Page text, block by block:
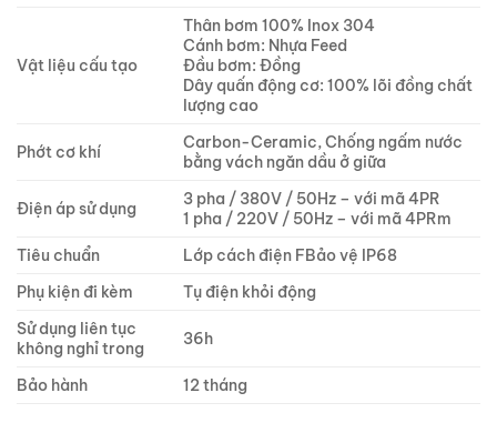
Vật liệu cấu tạo
Thân bơm 100% Inox 304
Cánh bơm: Nhựa Feed
Đầu bơm: Đồng
Dây quấn động cơ: 100% lõi đồng chất
lượng cao
Phớt cơ khí
Carbon-Ceramic, Chống ngấm nước
bằng vách ngăn dầu ở giữa
Điện áp sử dụng
3 pha / 380V / 50Hz – với mã 4PR
1 pha / 220V / 50Hz – với mã 4PRm
Tiêu chuẩn
Lớp cách điện FBảo vệ IP68
Phụ kiện đi kèm
Tụ điện khỏi động
Sử dụng liên tục
không nghỉ trong
36h
Bảo hành 12 tháng